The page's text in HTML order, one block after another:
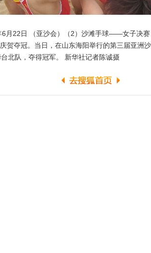
6月22日 （亚沙会）（2）沙滩手球——女子决
贺夺冠。当日，在山东海阳举行的第三届亚洲
北队，夺得冠军。 新华社记者陈诚摄